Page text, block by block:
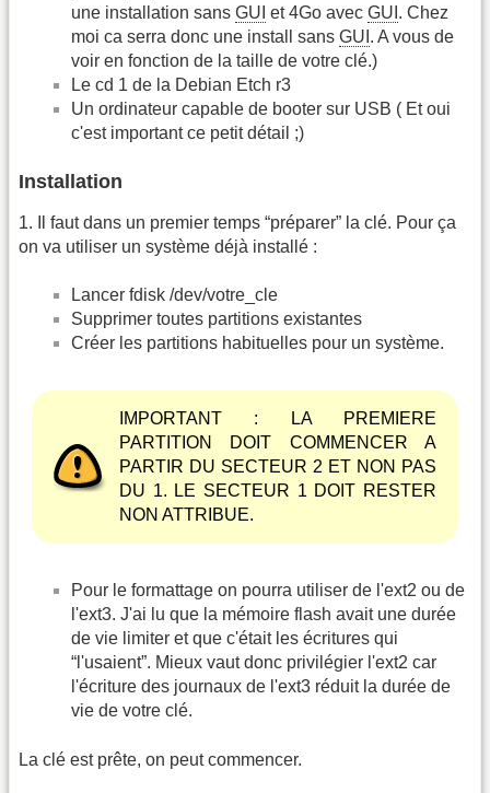
une installation sans GUI et 4Go avec GUI . Chez
moi ca serra donc une install sans GUI . A vous de
voir en fonction de la taille de votre clé.)
Le cd 1 de la Debian Etch r3
Un ordinateur capable de booter sur USB ( Et oui
c'est important ce petit détail ;)
Installation
1. Il faut dans un premier temps “préparer” la clé. Pour ça
on va utiliser un système déjà installé :
Lancer fdisk /dev/votre_cle
Supprimer toutes partitions existantes
Créer les partitions habituelles pour un système.
IMPORTANT : LA PREMIERE
PARTITION DOIT COMMENCER A
PARTIR DU SECTEUR 2 ET NON PAS
DU 1. LE SECTEUR 1 DOIT RESTER
NON ATTRIBUE.
Pour le formattage on pourra utiliser de l'ext2 ou de
l'ext3. J'ai lu que la mémoire flash avait une durée
de vie limiter et que c'était les écritures qui
“l'usaient”. Mieux vaut donc privilégier l'ext2 car
l'écriture des journaux de l'ext3 réduit la durée de
vie de votre clé.
La clé est prête, on peut commencer.